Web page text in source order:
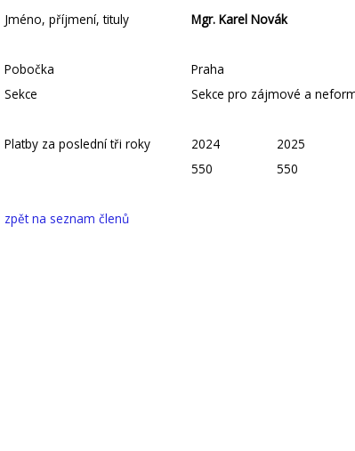
Jméno, příjmení, tituly
Mgr. Karel Novák
Pobočka
Praha
Sekce
Sekce pro zájmové a
Platby za poslední tři roky 2024 2025
550
550
zpět na seznam členů